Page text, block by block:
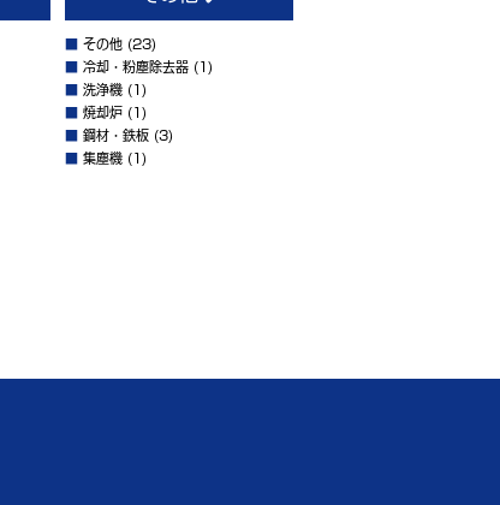
その他 (23)
冷却・粉塵除去器 (1)
洗浄機 (1)
焼却炉 (1)
鋼材・鉄板 (3)
集塵機 (1)